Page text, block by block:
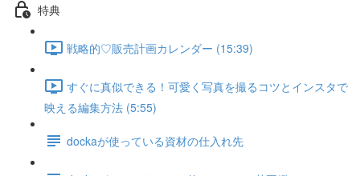
特典
戦略的♡販売計画カレンダー (15:39)
すぐに真似できる！可愛く写真を撮るコツとインスタで
映える編集方法 (5:55)
dockaが使っている資材の仕入れ先